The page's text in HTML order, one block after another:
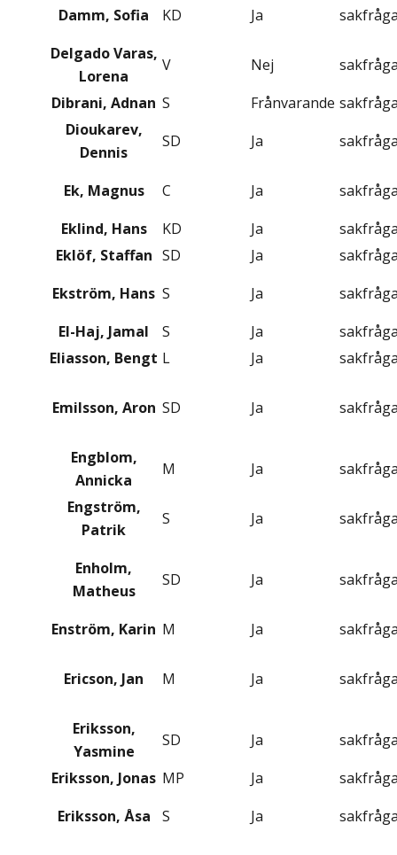
Damm, Sofia KD Ja
Delgado Varas,
Lorena
V Nej
Dibrani, Adnan S Frånvarande
Dioukarev,
Dennis
SD Ja
Ek, Magnus C Ja
Eklind, Hans
KD Ja
Eklöf, Staffan SD Ja
Ekström, Hans S Ja
El-Haj, Jamal
S Ja
Eliasson, Bengt L Ja
Emilsson, Aron SD Ja
Engblom,
Annicka
M Ja
Engström,
Patrik
S Ja
Enholm,
Matheus
SD Ja
Enström, Karin M Ja
Ericson, Jan M Ja
Eriksson,
Yasmine
SD Ja
Eriksson, Jonas MP Ja
Eriksson, Åsa
S Ja